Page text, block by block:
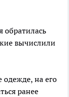
вычислили
на его
ранее